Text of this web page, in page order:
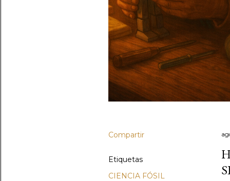
Compartir
Etiquetas
CIENCIA FÓSIL